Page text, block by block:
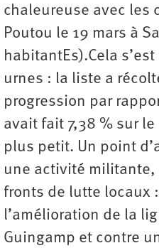
chaleureuse avec les
Poutou le 19 mars à
habitantEs).Cela
urnes : la liste a
progression par
avait fait 7,38 % sur
plus petit. Un point
une activité
fronts de lutte locaux
l’amélioration de la
Guingamp et contre